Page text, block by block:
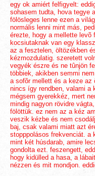
egy ok amiért felfigyelt:
sohasem tudta, hova tegye
fölösleges lenne ezen a
normális lenni mint más,
érezte, hogy a mellette
kocsiutaknak van egy
az a fesztelen, öltözékben
kézmozdulatig. szeretett
vegyék észre és ne tûnjön
többiek, akikben semmi
a sofõr mellett és a keze az
nincs így rendben, valami a
mégsem gyerekkéz, mert
mindig nagyon rövidre
fölöttük. ez nem az a kéz
veszik kézbe és nem
baj, csak valami miatt azt
stopppolásos frekvenciát. a
mint két húsdarab, amire
gondolta ezt. feszengett,
hogy kidülled a hasa, a
nézzen és mit mondjon.